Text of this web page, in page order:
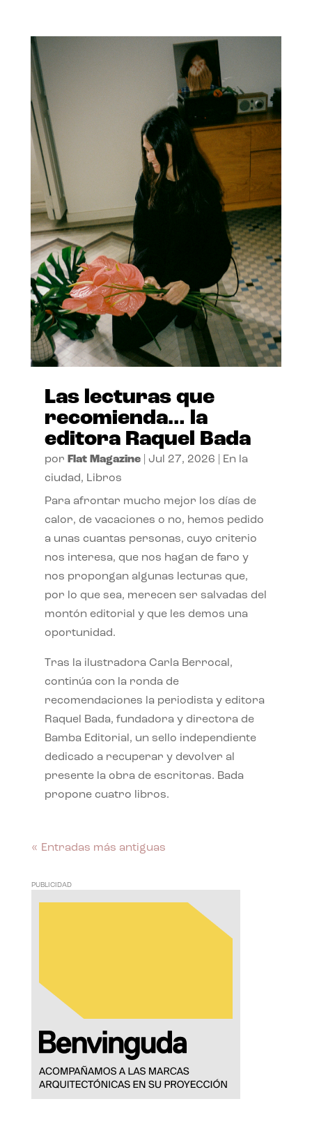
Las lecturas que
recomienda… la
editora Raquel Bada
por Flat Magazine| Jul 27, 2026
En la
ciudad, Libros
Para afrontar mucho mejor los días de
calor, de vacaciones o no, hemos pedido
a unas cuantas personas, cuyo criterio
nos interesa, que nos hagan de faro y
nos propongan algunas lecturas que,
por lo que sea, merecen ser salvadas del
montón editorial y que les demos una
oportunidad.
Tras la ilustradora Carla Berrocal,
continúa con la ronda de
recomendaciones la periodista y editora
Raquel Bada, fundadora y directora de
Bamba Editorial, un sello independiente
dedicado a recuperar y devolver al
presente la obra de escritoras. Bada
propone cuatro libros.
« Entradas más antiguas
PUBLICIDAD